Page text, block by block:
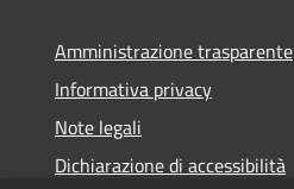
Amministrazione trasparente
Informativa privacy
Note legali
Dichiarazione di accessibilità